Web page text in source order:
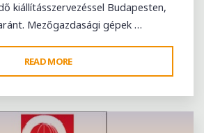
kiállításszervezéssel Budapesten,
Mezőgazdasági gépek …
READ MORE
NEMZETKÖZI
MEZŐGAZDASÁGIGÉP
SZAKKIÁLLÍTÁS,